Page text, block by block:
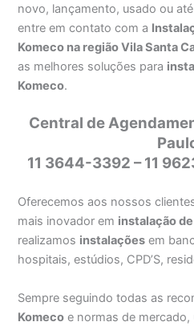
novo, lançamento, usado ou
entre em contato com a
Komeco na região Vila Santa
as melhores soluções para
Komeco.
Central de
11 3644-3392 – 11
Oferecemos aos nossos
mais inovador em instalação
realizamos instalações em
hospitais, estúdios, CPD’S,
Sempre seguindo todas as
Komeco e normas de